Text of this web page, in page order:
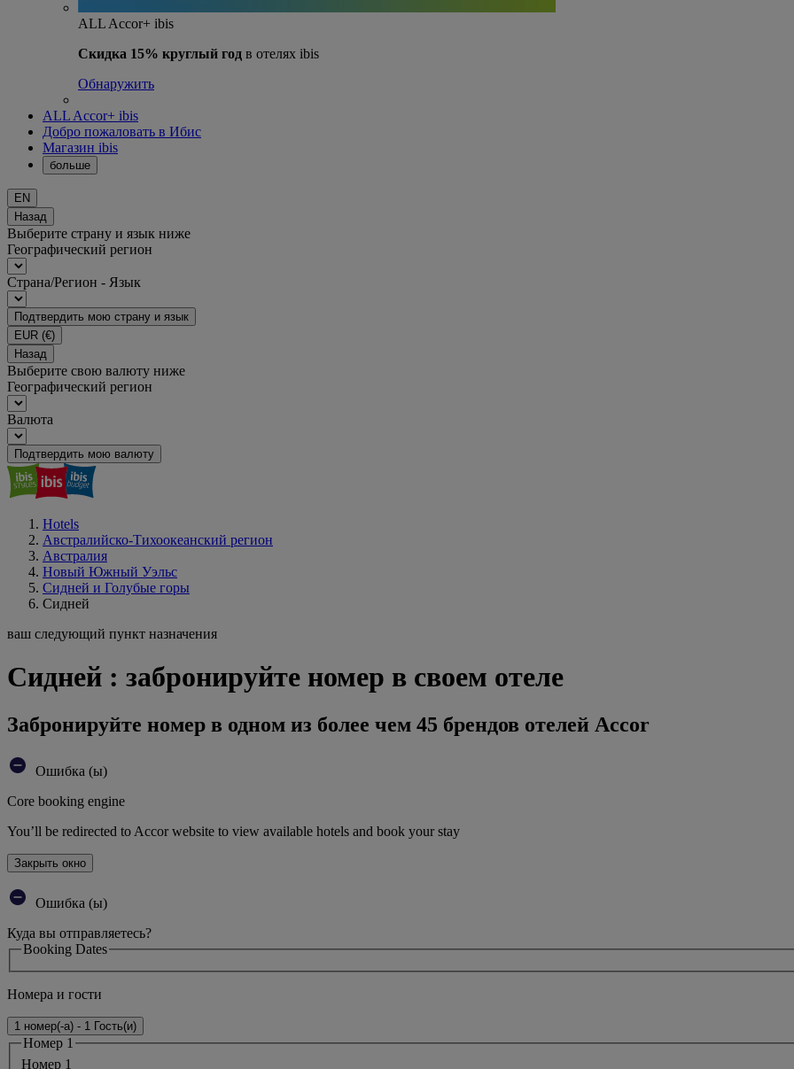
ALL Accor+ ibis
Скидка 15% круглый год в отелях ibis
Обнаружить
ALL Accor+ ibis
Добро пожаловать в Ибис
Магазин ibis
больше
EN
Назад
Выберите страну и язык ниже
Географический регион
Страна/Регион - Язык
Подтвердить мою страну и язык
EUR (€)
Назад
Выберите свою валюту ниже
Географический регион
Валюта
Подтвердить мою валюту
Hotels
Австралийско-Тихоокеанский регион
Австралия
Новый Южный Уэльс
Сидней и Голубые горы
Сидней
ваш следующий пункт назначения
Сидней : забронируйте номер в своем отеле
Забронируйте номер в одном из более чем 45 брендов отелей Accor
Ошибка (ы)
Core booking engine
You’ll be redirected to Accor website to view available hotels and book your stay
Закрыть окно
Ошибка (ы)
Куда вы отправляетесь?
Booking Dates
Номера и гости
1 номер(-а) - 1 Гость(и)
Номер 1
Номер 1